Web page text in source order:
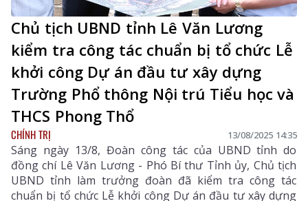
Chủ tịch UBND tỉnh Lê Văn Lương
kiểm tra công tác chuẩn bị tổ chức Lễ
khởi công Dự án đầu tư xây dựng
Trường Phổ thông Nội trú Tiểu học và
THCS Phong Thổ
CHÍNH TRỊ 13/08/2025 14:35
Sáng ngày 13/8, Đoàn công tác của UBND tỉnh do
đồng chí Lê Văn Lương - Phó Bí thư Tỉnh ủy, Chủ tịch
UBND tỉnh làm trưởng đoàn đã kiểm tra công tác
chuẩn bị tổ chức Lễ khởi công Dự án đầu tư xây dựng